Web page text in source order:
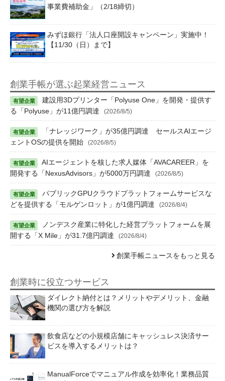
事業費補助金」（2/18締切）
みずほ銀行「法人口座開設キャンペーン」実施中！
【11/30（日）まで】
創業手帳が選ぶ起業経営ニュース
建設用3Dプリンター「Polyuse One」を開発・提供す
る「Polyuse」が11億円調達
(2026/8/5)
「ナレッジワーク」が35億円調達 セールスAIエージ
ェントOSの提供を開始
(2026/8/5)
AIエージェントを核した求人媒体「AVACAREER」を
開発する「NexusAdvisors」が5000万円調達
(2026/8/5)
パブリックGPUクラウドプラットフォームサービスな
どを提供する「モルゲンロット」が1億円調達
(2026/8/4)
ノンデスク産業に特化した経営プラットフォームを展
開する「X Mile」が31.7億円調達
(2026/8/4)
創業手帳ニュースをもっと見る
創業時に役立つサービス
ダイレクト納付とは？メリットやデメリット、金融
機関の選び方を解説
飲食店などの小規模店舗にキャッシュレス決済サー
ビスを導入するメリットは？
ManualForceでマニュアル作成を効率化！業務品質